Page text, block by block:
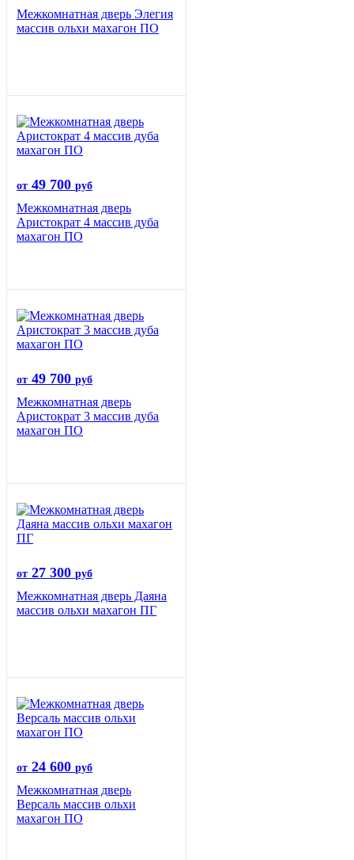
Межкомнатная дверь Элегия
массив ольхи махагон ПО
от 49 700 руб
Межкомнатная дверь
Аристократ 4 массив дуба
махагон ПО
от 49 700 руб
Межкомнатная дверь
Аристократ 3 массив дуба
махагон ПО
от 27 300 руб
Межкомнатная дверь Даяна
массив ольхи махагон ПГ
от 24 600 руб
Межкомнатная дверь
Версаль массив ольхи
махагон ПО